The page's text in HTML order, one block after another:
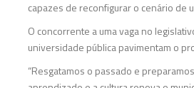
capazes de reconfigurar o cenário de
O concorrente a uma vaga no
universidade pública pavimentam o
“Resgatamos o passado e